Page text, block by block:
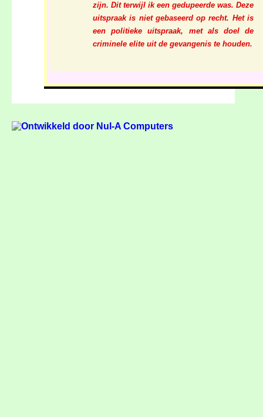
zijn. Dit terwijl ik een gedupeerde was. Deze
uitspraak is niet gebaseerd op recht. Het is
een politieke uitspraak, met als doel de
criminele elite uit de gevangenis te houden.